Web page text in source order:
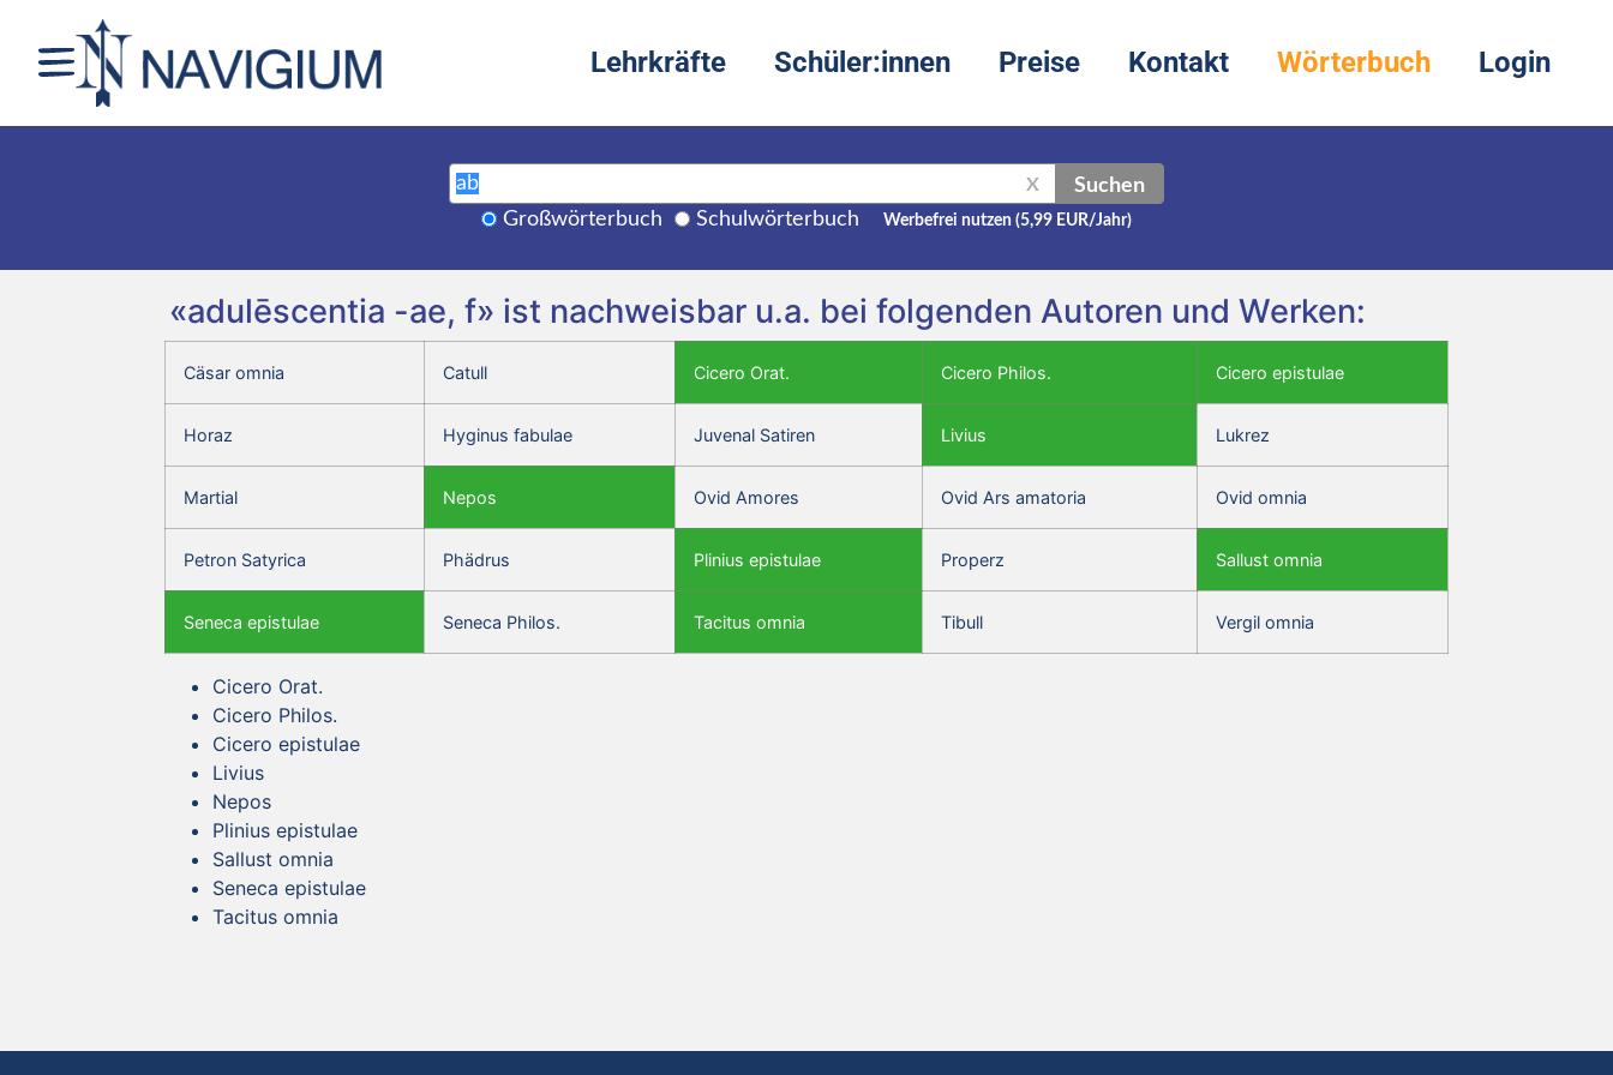
Lehrkräfte Schüler:innen Preise Kontakt Wörterbuch Login
X Suchen
Großwörterbuch Schulwörterbuch Werbefrei nutzen (5,99 EUR/Jahr)
«adulēscentia -ae, f» ist nachweisbar u.a. bei folgenden Autoren und Werken:
Cäsar omnia Catull Cicero Orat. Cicero Philos. Cicero epistulae
Horaz Hyginus fabulae Juvenal Satiren Livius Lukrez
Martial Nepos Ovid Amores Ovid Ars amatoria Ovid omnia
Petron Satyrica Phädrus Plinius epistulae Properz Sallust omnia
Seneca epistulae Seneca Philos. Tacitus omnia Tibull Vergil omnia
Cicero Orat.
Cicero Philos.
Cicero epistulae
Livius
Nepos
Plinius epistulae
Sallust omnia
Seneca epistulae
Tacitus omnia